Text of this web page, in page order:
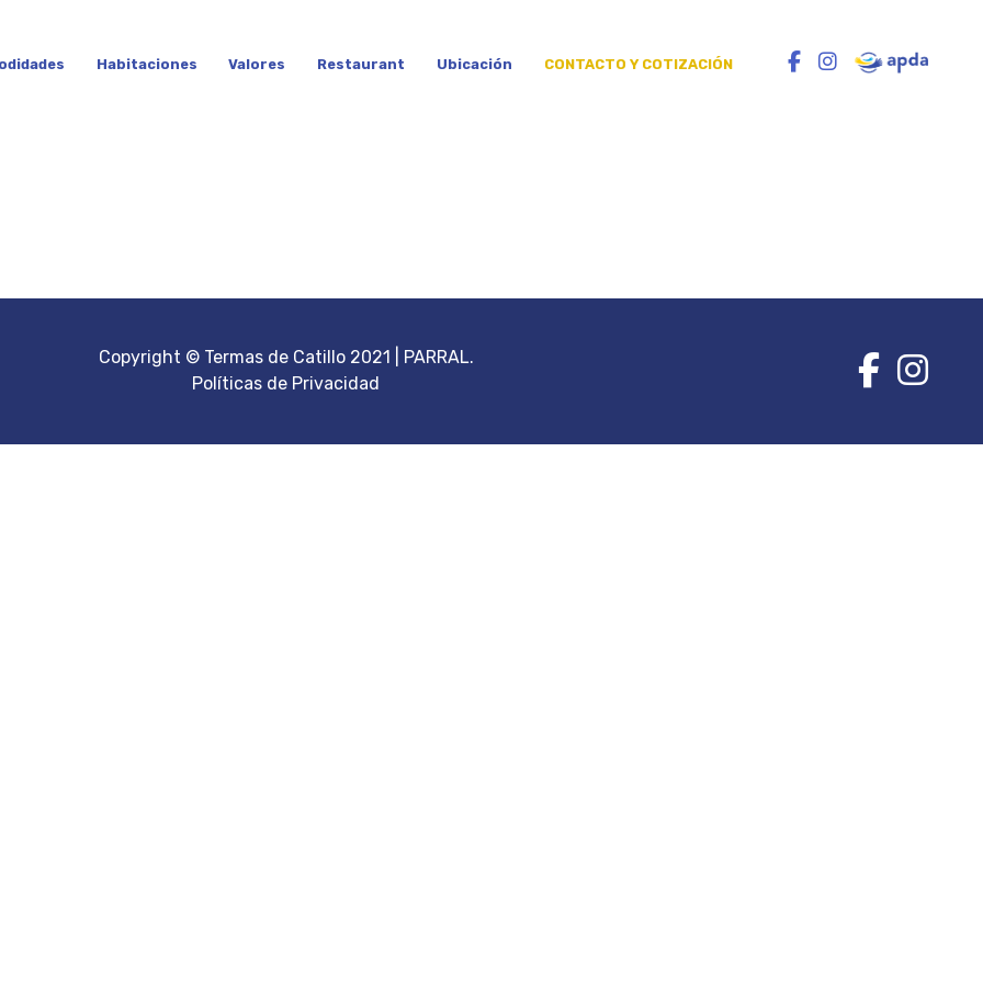
Habitaciones Valores Restaurant Ubicación CONTACTO Y COTIZACIÓN
Copyright © Termas de Catillo 2021 | PARRAL.
Políticas de Privacidad